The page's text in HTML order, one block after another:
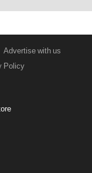
Advertise with us
Policy